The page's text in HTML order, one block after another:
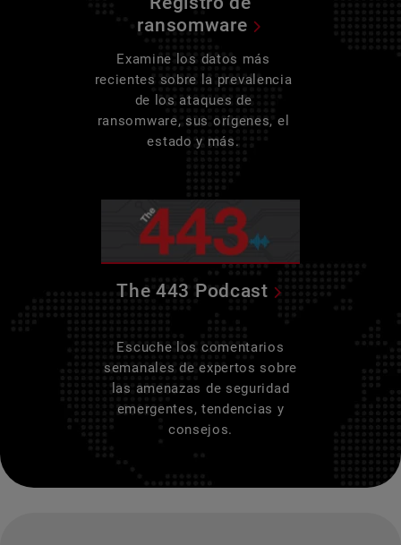
ransomware
Examine los datos más
recientes sobre la prevalencia
de los ataques de
ransomware, sus orígenes, el
estado y más.
The 443 Podcast
Escuche los comentarios
semanales de expertos sobre
las amenazas de seguridad
emergentes, tendencias y
consejos.